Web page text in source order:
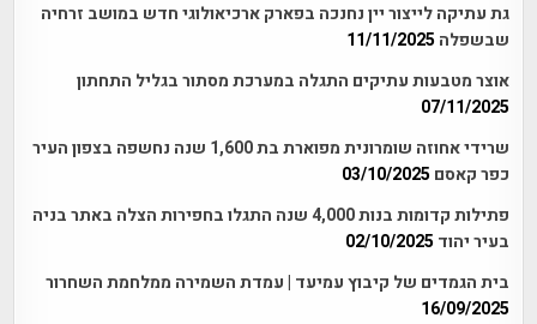
גת עתיקה לייצור יין נחנכה בפארק ארכיאולוגי חדש במושב זרחיה
שבשפלה 11/11/2025
אוצר מטבעות עתיקים התגלה במערכת מסתור בגליל התחתון
07/11/2025
שרידי אחוזה שומרונית מפוארת בת 1,600 שנה נחשפה בצפון העיר
כפר קאסם 03/10/2025
פתילות קדומות בנות 4,000 שנה התגלו בחפירות הצלה באתר בניה
בעיר יהוד 02/10/2025
בית הגמדים של קיבוץ עמיעד | עמדת השמירה ממלחמת השחרור
16/09/2025